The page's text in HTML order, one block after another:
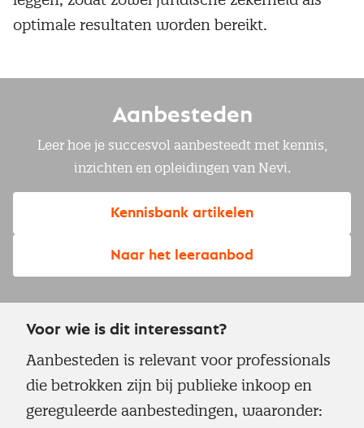
optimale resultaten worden bereikt.
Aanbesteden
Leer hoe je succesvol aanbesteedt met kennis,
inzichten en opleidingen van Nevi.
Kennisbank artikelen
Naar het leeraanbod
Voor wie is dit interessant?
Aanbesteden is relevant voor professionals
die betrokken zijn bij publieke inkoop en
gereguleerde aanbestedingen, waaronder: